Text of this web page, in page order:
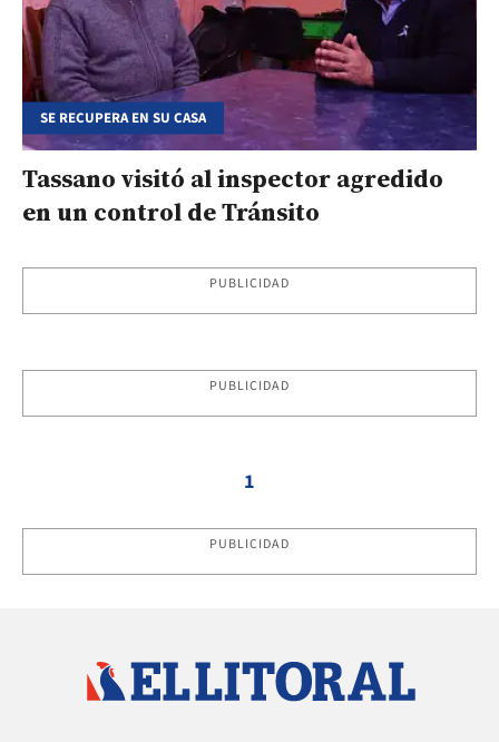
SE RECUPERA EN SU CASA
Tassano visitó al inspector agredido
en un control de Tránsito
PUBLICIDAD
PUBLICIDAD
1
PUBLICIDAD